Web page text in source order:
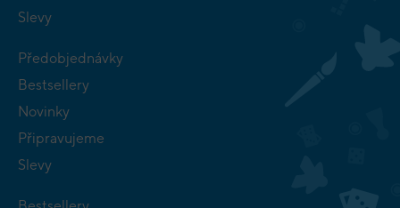
Slevy
Předobjednávky
Bestsellery
Novinky
Připravujeme
Slevy